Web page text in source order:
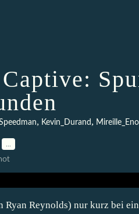
, Kevin_Durand ,
Reynolds) nur kurz bei